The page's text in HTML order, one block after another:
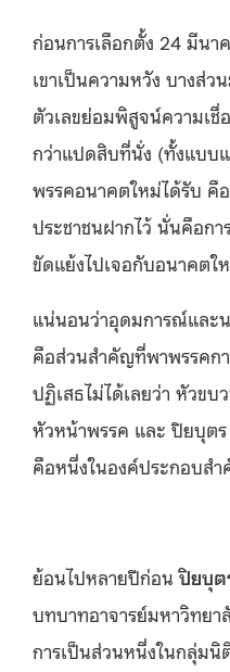
ก่อนการเลือกตั้ง 24 มีน
เขาเป็นความหวัง บางส่ว
ตัวเลขย่อมพิสูจน์ความเชื่
กว่าแปดสิบที่นั่ง (ทั้งแบบ
พรรคอนาคตใหม่ได้รับ คื
ประชาชนฝากไว้ นั่นคือก
ขัดแย้งไปเจอกับอนาคตใ
แน่นอนว่าอุดมการณ์และ
คือส่วนสำคัญที่พาพรรคก
ปฏิเสธไม่ได้เลยว่า หัวขบ
หัวหน้าพรรค และ ปิยบุตร
คือหนึ่งในองค์ประกอบสำ
ย้อนไปหลายปีก่อนปิยบุต
บทบาทอาจารย์มหาวิทยา
การเป็นส่วนหนึ่งในกลุ่ม